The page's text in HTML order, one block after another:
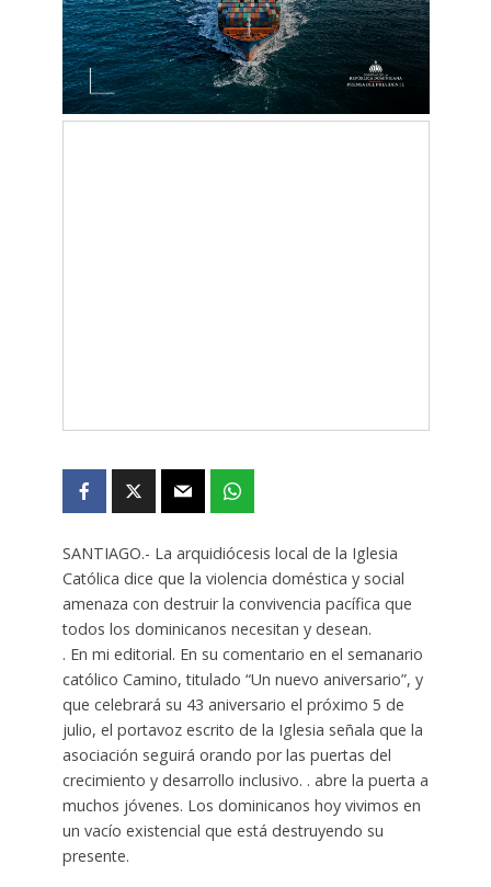
SANTIAGO.- La arquidiócesis local de la Iglesia
Católica dice que la violencia doméstica y social
amenaza con destruir la convivencia pacífica que
todos los dominicanos necesitan y desean.
. En mi editorial. En su comentario en el semanario
católico Camino, titulado “Un nuevo aniversario”, y
que celebrará su 43 aniversario el próximo 5 de
julio, el portavoz escrito de la Iglesia señala que la
asociación seguirá orando por las puertas del
crecimiento y desarrollo inclusivo. . abre la puerta a
muchos jóvenes. Los dominicanos hoy vivimos en
un vacío existencial que está destruyendo su
presente.